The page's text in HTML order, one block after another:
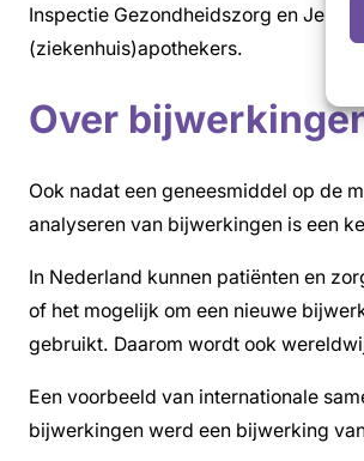
Inspectie Gezondheidszorg en
(ziekenhuis)apothekers.
Over
Ook nadat een geneesmiddel op de
analyseren van bijwerkingen is een
In Nederland kunnen patiënten en
of het mogelijk om een nieuwe
gebruikt. Daarom wordt ook
Een voorbeeld van internationale
bijwerkingen werd een bijwerking